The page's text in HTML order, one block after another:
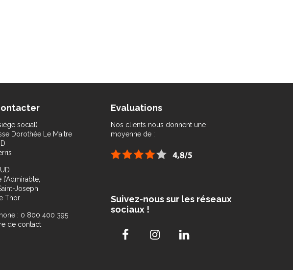
social)
Dorothée Le Maitre
Joseph
Thor
: 0 800 400 395
de contact
Evaluations
Nos clients nous donnent une
moyenne de :
Suivez-nous sur les réseaux
sociaux !